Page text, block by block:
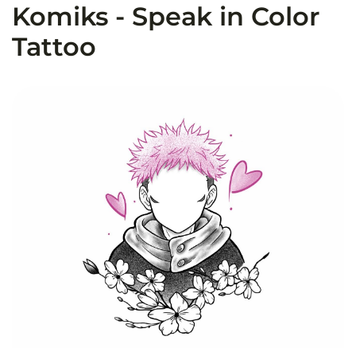
Komiks - Speak in Color
Tattoo